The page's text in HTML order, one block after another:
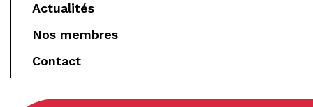
Actualités
Nos membres
Contact